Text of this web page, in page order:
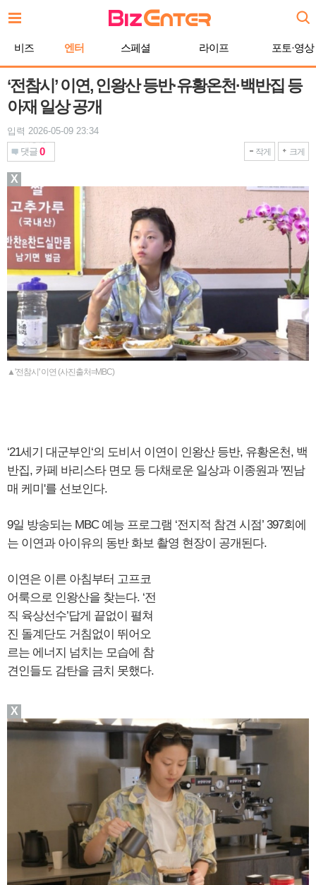
문
비즈 엔터 스페셜 라이프 포토·영상
‘전참시’ 이연, 인왕산 등반·유황온천·백반집 등
아재 일상 공개
입력 2026-05-09 23:34
댓글 0 작게 크게
▲'전참시' 이연 (사진출처=MBC)
‘21세기 대군부인‘의 도비서 이연이 인왕산 등반, 유황온천, 백
반집, 카페 바리스타 면모 등 다채로운 일상과 이종원과 '찐남
매 케미'를 선보인다.
9일 방송되는 MBC 예능 프로그램 ‘전지적 참견 시점’ 397회에
는 이연과 아이유의 동반 화보 촬영 현장이 공개된다.
이연은 이른 아침부터 고프코
어룩으로 인왕산을 찾는다. ‘전
직 육상선수’답게 끝없이 펼쳐
진 돌계단도 거침없이 뛰어오
르는 에너지 넘치는 모습에 참
견인들도 감탄을 금치 못했다.
X
X